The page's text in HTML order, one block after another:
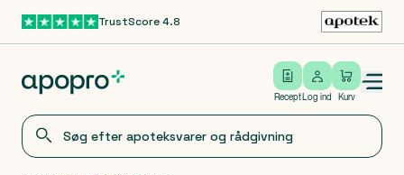
Gå til hovedindholdTrustScore 4.8
Recept
Log ind
Log ind Kurv
Open/close menu